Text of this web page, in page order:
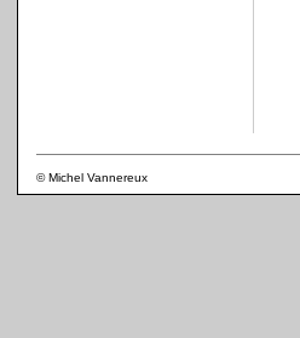
© Michel Vannereux